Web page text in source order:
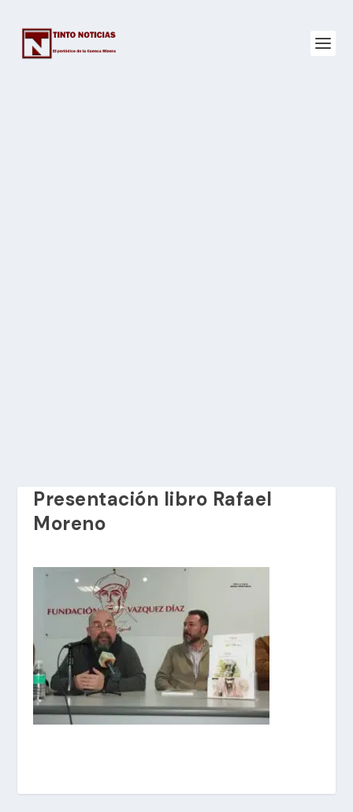
Presentación libro Rafael
Moreno